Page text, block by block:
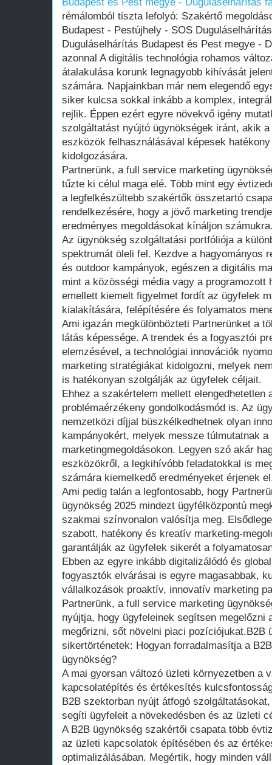
rémálomból tiszta lefolyó: Szakértő
Budapest - Pestújhely - SOS
Duguláselhárítás Budapest és Pest megye -
azonnal A digitális technológia rohamos
átalakulása korunk legnagyobb kihívását
számára. Napjainkban már nem elegendő
siker kulcsa sokkal inkább a komplex,
rejlik. Éppen ezért egyre növekvő igény
szolgáltatást nyújtó ügynökségek iránt, akik
eszközök felhasználásával képesek
kidolgozására.
Partnerünk, a full service marketing
tűzte ki célul maga elé. Több mint egy
a legfelkészültebb szakértők összetartó
rendelkezésére, hogy a jövő marketing
eredményes megoldásokat kínáljon
Az ügynökség szolgáltatási portfóliója a
spektrumát öleli fel. Kezdve a hagyományos
és outdoor kampányok, egészen a digitális
mint a közösségi média vagy a programozott
emellett kiemelt figyelmet fordít az ügyfelek
kialakítására, felépítésére és folyamatos
Ami igazán megkülönbözteti Partnerünket a
látás képessége. A trendek és a fogyasztói
elemzésével, a technológiai innovációk
marketing stratégiákat kidolgozni, melyek
is hatékonyan szolgálják az ügyfelek céljait.
Ehhez a szakértelem mellett elengedhetetlen
problémaérzékeny gondolkodásmód is. Az
nemzetközi díjjal büszkélkedhetnek olyan
kampányokért, melyek messze túlmutatnak a
marketingmegoldásokon. Legyen szó akár
eszközökről, a legkihívóbb feladatokkal is
számára kiemelkedő eredményeket érjenek
Ami pedig talán a legfontosabb, hogy
ügynökség 2025 mindezt ügyfélközpontú
szakmai színvonalon valósítja meg.
szabott, hatékony és kreatív marketing-
garantálják az ügyfelek sikerét a
Ebben az egyre inkább digitalizálódó és
fogyasztók elvárásai is egyre magasabbak,
vállalkozások proaktív, innovatív marketing
Partnerünk, a full service marketing
nyújtja, hogy ügyfeleinek segítsen megelőzni
megőrizni, sőt növelni piaci pozíciójukat.B2B
sikertörténetek: Hogyan forradalmasítja a
ügynökség?
A mai gyorsan változó üzleti környezetben a
kapcsolatépítés és értékesítés
B2B szektorban nyújt átfogó
segíti ügyfeleit a növekedésben és az üzleti
A B2B ügynökség szakértői csapata több
az üzleti kapcsolatok építésében és az
optimalizálásában. Megértik, hogy minden